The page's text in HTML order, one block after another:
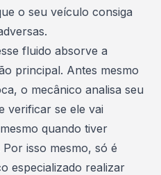
o seu veículo consiga
fluido absorve a
principal. Antes mesmo
o mecânico analisa seu
verificar se ele vai
quando tiver
isso mesmo, só é
especializado realizar